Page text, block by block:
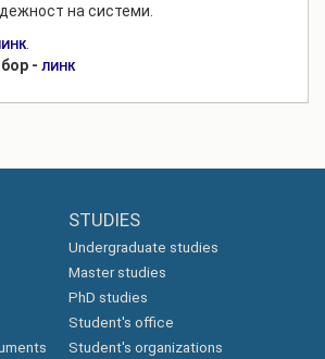
на системи.
- ЛИНК
STUDIES
Undergraduate studies
Master studies
PhD studies
Student's office
Student's organizations